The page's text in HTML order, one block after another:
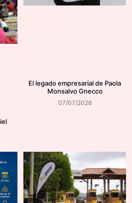
El legado empresarial de Paola
Monsalvo Gnecco
07/07/2026